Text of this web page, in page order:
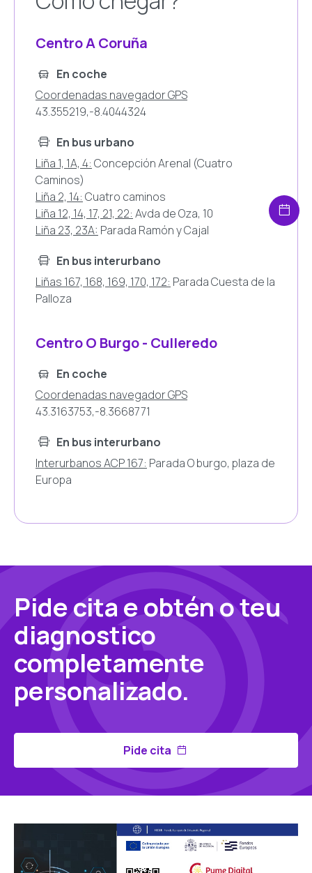
Centro A Coruña
En coche
Coordenadas navegador GPS
43.355219,-8.4044324
En bus urbano
Liña 1, 1A, 4: Concepción Arenal (Cuatro
Caminos)
Liña 2, 14: Cuatro caminos
Liña 12, 14, 17, 21, 22: Avda de Oza, 10
Liña 23, 23A: Parada Ramón y Cajal
En bus interurbano
Liñas 167, 168, 169, 170, 172: Parada Cuesta de la
Palloza
Centro O Burgo - Culleredo
En coche
Coordenadas navegador GPS
43.3163753,-8.3668771
En bus interurbano
Interurbanos ACP 167: Parada O burgo, plaza de
Europa
Pide cita e obtén o teu
diagnostico
completamente
personalizado.
Pide cita